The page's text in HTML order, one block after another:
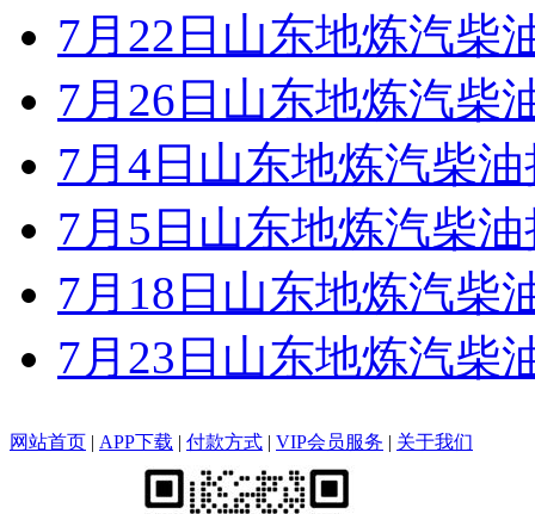
7月22日山东地炼汽柴
7月26日山东地炼汽柴
7月4日山东地炼汽柴
7月5日山东地炼汽柴
7月18日山东地炼汽柴
7月23日山东地炼汽柴
网站首页 | APP下载 | 付款方式 | VIP会员服务 | 关于我们